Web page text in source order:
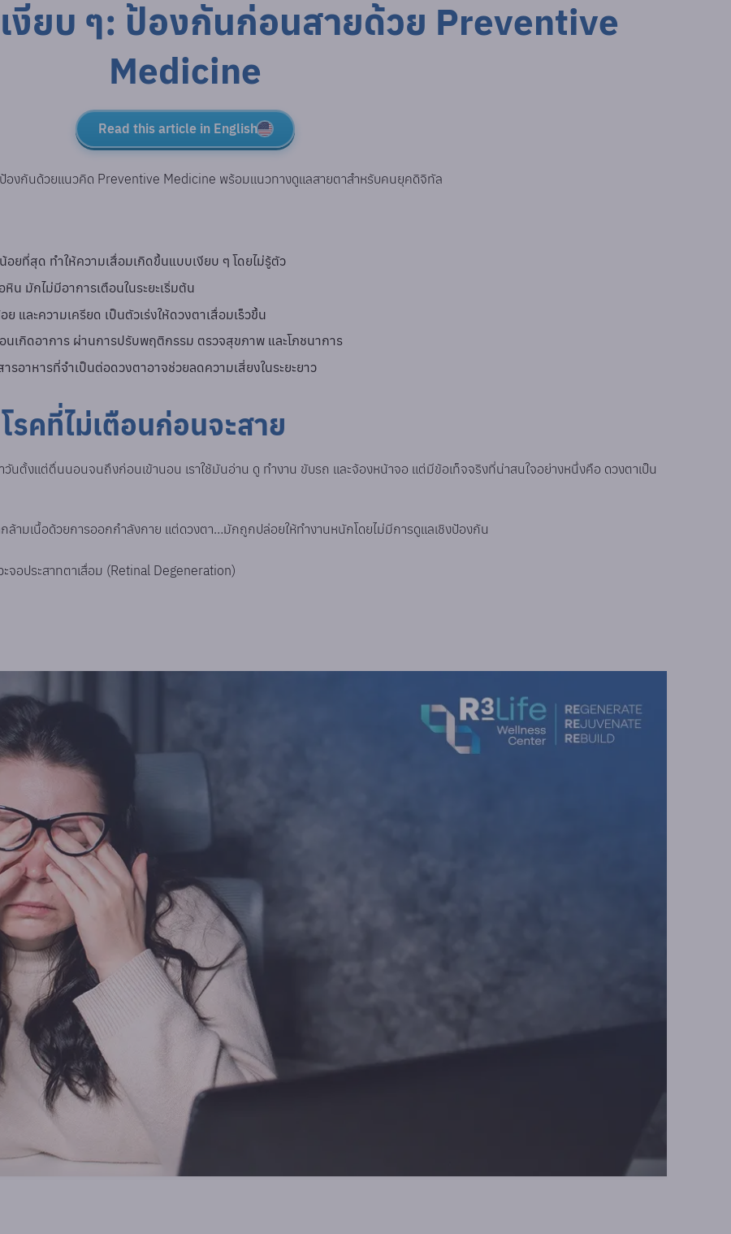
งียบ ๆ: ป้องกันก่อนสายด้วย Preventive
Medicine
Read this article in English
ป้องกันด้วยแนวคิด Preventive Medicine พร้อมแนวทางดูแลสายตาสำหรับคนยุคดิจิทัล
ที่สุด ทำให้ความเสื่อมเกิดขึ้นแบบเงียบ ๆ โดยไม่รู้ตัว
น มักไม่มีอาการเตือนในระยะเริ่มต้น
และความเครียด เป็นตัวเร่งให้ดวงตาเสื่อมเร็วขึ้น
เกิดอาการ ผ่านการปรับพฤติกรรม ตรวจสุขภาพ และโภชนาการ
รอาหารที่จำเป็นต่อดวงตาอาจช่วยลดความเสี่ยงในระยะยาว
รคที่ไม่เตือนก่อนจะสาย
นตั้งแต่ตื่นนอนจนถึงก่อนเข้านอน เราใช้มันอ่าน ดู ทำงาน ขับรถ และจ้องหน้าจอ แต่มีข้อเท็จจริงที่น่าสนใจอย่างหนึ่งคือ ดวงตาเป็น
ล้ามเนื้อด้วยการออกกำลังกาย แต่ดวงตา…มักถูกปล่อยให้ทำงานหนักโดยไม่มีการดูแลเชิงป้องกัน
จอประสาทตาเสื่อม (Retinal Degeneration)